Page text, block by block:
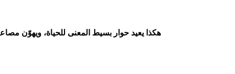
هكذا يعيد حوار بسيط المعنى للحياة، ويهوّن